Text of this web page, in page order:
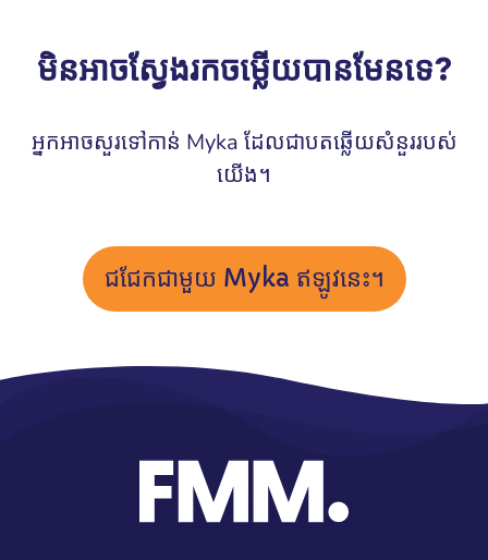
មិនអាចស្វែងរកចម្លើយបានមែនទេ?
អ្នកអាចសួរទៅកាន់ Myka ដែលជាបតឆ្លើយសំនួររបស់
យើង។
ជជែកជាមួយ Myka ឥឡូវនេះ។